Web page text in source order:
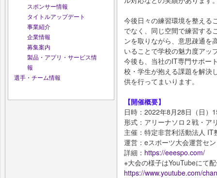
スポンサー情報
タイトルアップデート
事業紹介
企業情報
募集案内
製品・アプリ・サービス情
報
選手・チーム情報
今後日々の練習環境を整える
でなく、同じ空間で練習する
ンを取りながら、意思疎通を
いることで学校の魅力度アッ
今後も、当社のIT専門サポー
校・学生が抱える課題を解決
供を行ってまいります。
【開催概要】
日時：2022年8月28日（日）
形式：アリーナソロ２戦・ア
主催：特定非営利活動法人
運営：eスポーツ大会運営セ
詳細： https://eeespo.com/
※大会の様子はYouTubeにて
https://www.youtube.com/